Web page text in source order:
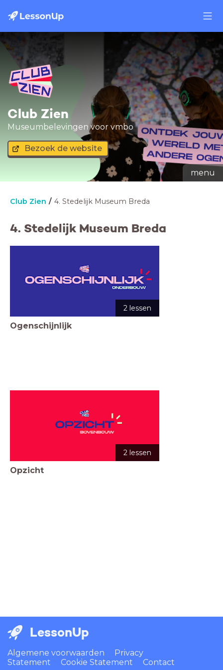
Club Zien
Museumbelevingen voor vmbo
Bezoek de website
menu
Club Zien 4. Stedelijk Museum Breda
4. Stedelijk Museum Breda
2 lessen
Ogenschijnlijk
2 lessen
Opzicht
LessonUp
Algemene voorwaarden
Privacy
Statement
Cookie Statement Contact